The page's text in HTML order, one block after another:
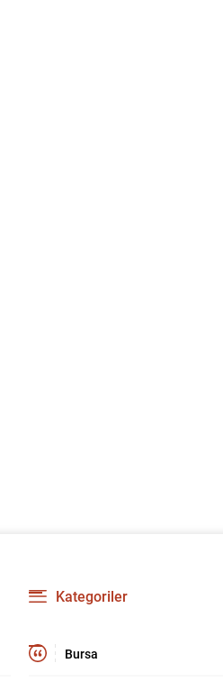
Kategoriler
Bursa